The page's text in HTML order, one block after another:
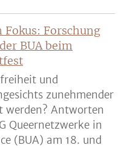
Forschung
BUA beim
und
zunehmender
werden? Antworten
Queernetzwerke in
(BUA) am 18. und